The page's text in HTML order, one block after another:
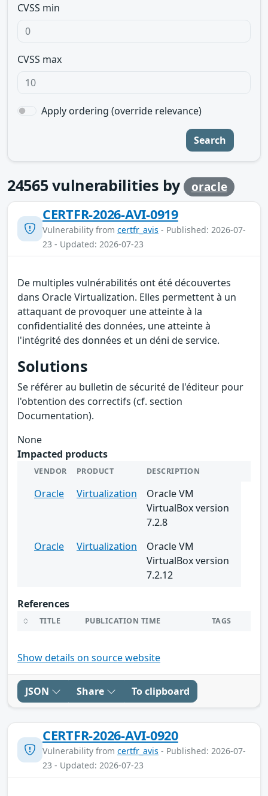
CVSS min
CVSS max
Apply ordering (override relevance)
Search
24565vulnerabilities by oracle
CERTFR-2026-AVI-0919
Vulnerability from certfr_avis - Published: 2026-07-
23 - Updated: 2026-07-23
De multiples vulnérabilités ont été découvertes
dans Oracle Virtualization. Elles permettent à un
attaquant de provoquer une atteinte à la
confidentialité des données, une atteinte à
l'intégrité des données et un déni de service.
Solutions
Se référer au bulletin de sécurité de l'éditeur pour
l'obtention des correctifs (cf. section
Documentation).
None
Impacted products
VENDOR PRODUCT DESCRIPTION
Oracle Virtualization
Oracle VM
VirtualBox version
7.2.8
Oracle
Virtualization
Oracle VM
VirtualBox version
7.2.12
References
TITLE PUBLICATION TIME TAGS
Show details on source website
JSON Share To clipboard
CERTFR-2026-AVI-0920
Vulnerability from certfr_avis - Published: 2026-07-
23 - Updated: 2026-07-23